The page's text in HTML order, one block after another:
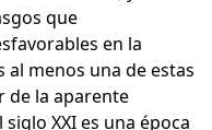
que
en la
menos una de estas
de la aparente
XXI es una época